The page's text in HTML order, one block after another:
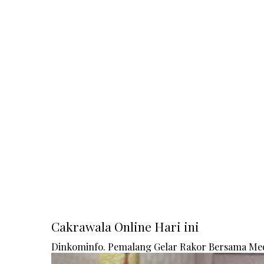
Cakrawala Online Hari ini
Dinkominfo. Pemalang Gelar Rakor Bersama